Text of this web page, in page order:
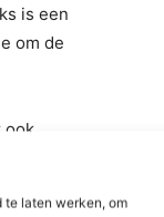
te laten werken, om
is een
om de
ook